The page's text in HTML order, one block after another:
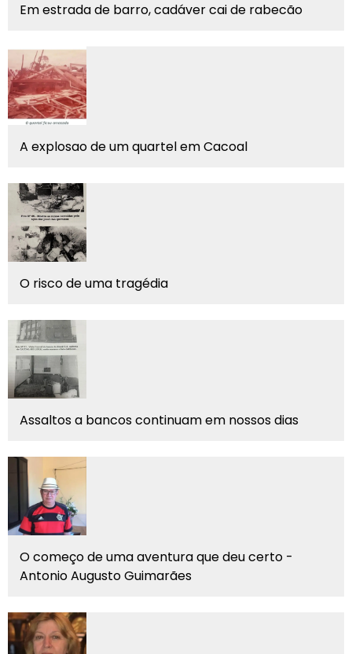
Em estrada de barro, cadáver cai de rabecão
A explosao de um quartel em Cacoal
O risco de uma tragédia
Assaltos a bancos continuam em nossos dias
O começo de uma aventura que deu certo -
Antonio Augusto Guimarães